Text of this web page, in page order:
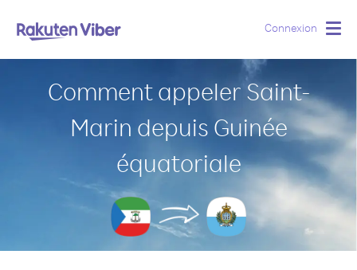
Connexion
Comment appeler Saint-
Marin depuis Guinée
équatoriale